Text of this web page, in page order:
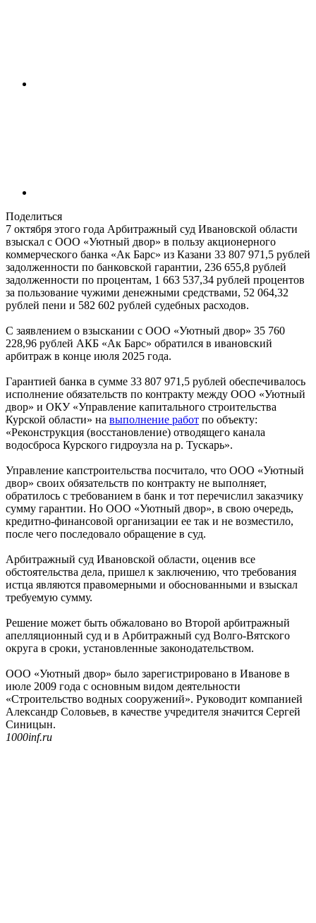
Поделиться
7 октября этого года Арбитражный суд Ивановской области
взыскал с ООО «Уютный двор» в пользу акционерного
коммерческого банка «Ак Барс» из Казани 33 807 971,5 рублей
задолженности по банковской гарантии, 236 655,8 рублей
задолженности по процентам, 1 663 537,34 рублей процентов
за пользование чужими денежными средствами, 52 064,32
рублей пени и 582 602 рублей судебных расходов.
С заявлением о взыскании с ООО «Уютный двор» 35 760
228,96 рублей АКБ «Ак Барс» обратился в ивановский
арбитраж в конце июля 2025 года.
Гарантией банка в сумме 33 807 971,5 рублей обеспечивалось
исполнение обязательств по контракту между ООО «Уютный
двор» и ОКУ «Управление капитального строительства
Курской области» на выполнение работ по объекту:
«Реконструкция (восстановление) отводящего канала
водосброса Курского гидроузла на р. Тускарь».
Управление капстроительства посчитало, что ООО «Уютный
двор» своих обязательств по контракту не выполняет,
обратилось с требованием в банк и тот перечислил заказчику
сумму гарантии. Но ООО «Уютный двор», в свою очередь,
кредитно-финансовой организации ее так и не возместило,
после чего последовало обращение в суд.
Арбитражный суд Ивановской области, оценив все
обстоятельства дела, пришел к заключению, что требования
истца являются правомерными и обоснованными и взыскал
требуемую сумму.
Решение может быть обжаловано во Второй арбитражный
апелляционный суд и в Арбитражный суд Волго-Вятского
округа в сроки, установленные законодательством.
ООО «Уютный двор» было зарегистрировано в Иванове в
июле 2009 года с основным видом деятельности
«Строительство водных сооружений». Руководит компанией
Александр Соловьев, в качестве учредителя значится Сергей
Синицын.
1000inf.ru